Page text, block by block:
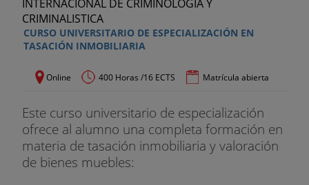
CURSO UNIVERSITARIO DE ESPECIALIZACIÓN EN
TASACIÓN INMOBILIARIA
Online 400 Horas /16 ECTS Matrícula abierta
Este curso universitario de especialización
ofrece al alumno una completa formación en
materia de tasación inmobiliaria y valoración
de bienes muebles: